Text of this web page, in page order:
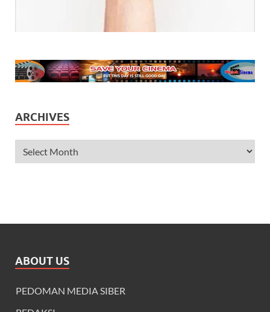
ARCHIVES
ABOUT US
PEDOMAN MEDIA SIBER